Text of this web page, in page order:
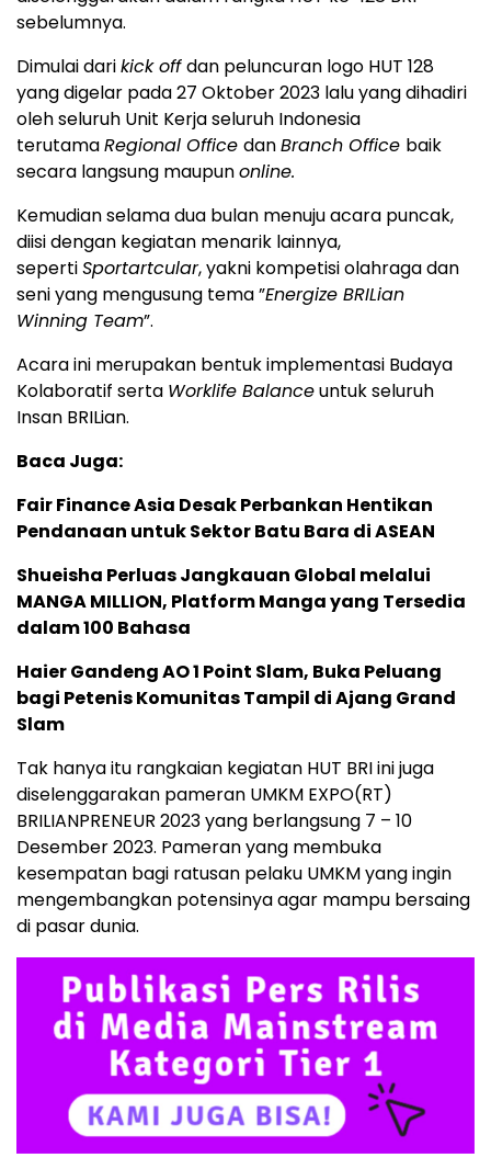
sebelumnya.
Dimulai darikick offdan peluncuran logo HUT 128
yang digelar pada 27 Oktober 2023 lalu yang dihadiri
oleh seluruh Unit Kerja seluruh Indonesia
terutamaRegional Office danBranch Office baik
secara langsung maupunonline.
Kemudian selama dua bulan menuju acara puncak,
diisi dengan kegiatan menarik lainnya,
sepertiSportartcular, yakni kompetisi olahraga dan
seni yang mengusung tema ”Energize BRILian
Winning Team”.
Acara ini merupakan bentuk implementasi Budaya
Kolaboratif serta Worklife Balanceuntuk seluruh
Insan BRILian.
Baca Juga:
Fair Finance Asia Desak Perbankan Hentikan
Pendanaan untuk Sektor Batu Bara di ASEAN
Shueisha Perluas Jangkauan Global melalui
MANGA MILLION, Platform Manga yang Tersedia
dalam 100 Bahasa
Haier Gandeng AO 1 Point Slam, Buka Peluang
bagi Petenis Komunitas Tampil di Ajang Grand
Slam
Tak hanya itu rangkaian kegiatan HUT BRI ini juga
diselenggarakan pameran UMKM EXPO(RT)
BRILIANPRENEUR 2023 yang berlangsung 7 – 10
Desember 2023. Pameran yang membuka
kesempatan bagi ratusan pelaku UMKM yang ingin
mengembangkan potensinya agar mampu bersaing
di pasar dunia.